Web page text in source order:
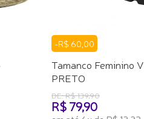
-R$ 60,00
Tamanco Feminino
PRETO
DE: R$ 139,90
R$ 79,90